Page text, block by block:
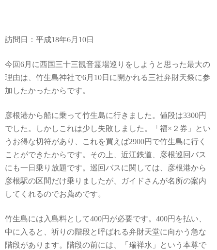
訪問日：平成18年6月10日
今回6月に西国三十三観音霊場巡りをしようと思った最大の
理由は、竹生島神社で6月10日に開かれる三社弁財天祭に参
加したかったからです。
彦根港から船に乗って竹生島に行きました。値段は3300円
でした。しかしこれは少し失敗しました。「福×２券」とい
うお得な切符があり、これを買えば2900円で竹生島に行く
ことができたからです。その上、近江鉄道、彦根巡回バス
にも一日乗り放題です。巡回バスに関しては、彦根港から
彦根駅の区間だけ乗りましたが、ガイドさんが名所の案内
してくれるのでお薦めです。
竹生島には入島料として400円が必要です。400円を払い、
中に入ると、祈りの階段と呼ばれる弁財天堂に向かう急な
階段があります。階段の前には、「瑞祥水」という本尊で